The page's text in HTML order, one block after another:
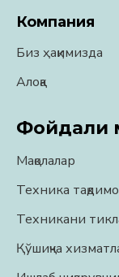
Компания
Биз ҳақимизда
Алоқа
Фойдали
Мақолалар
Техника
Техникани
Қўшиқча